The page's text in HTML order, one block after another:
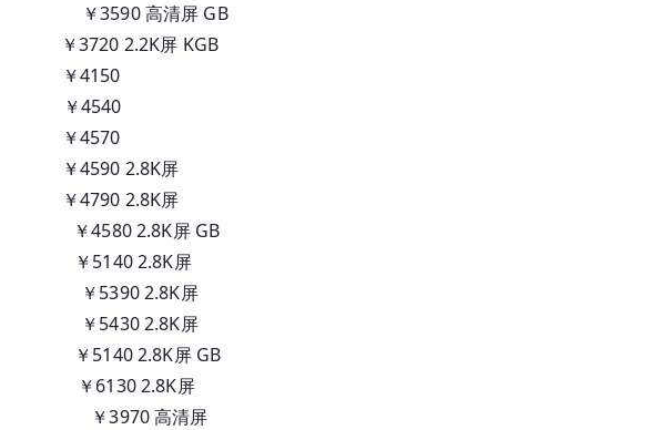
￥3590 高清屏 GB
3720 2.2K屏 KGB
￥4150
￥4540
￥4570
￥4590 2.8K屏
￥4790 2.8K屏
￥4580 2.8K屏 GB
￥5140 2.8K屏
￥5390 2.8K屏
￥5430 2.8K屏
￥5140 2.8K屏 GB
￥6130 2.8K屏
￥3970 高清屏